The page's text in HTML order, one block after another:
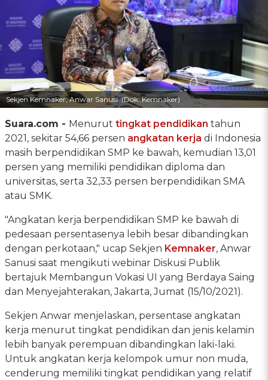
Sekjen Kemnaker, Anwar Sanusi. (Dok: Kemnaker)
Suara.com - Menurut tingkat pendidikan tahun
2021, sekitar 54,66 persen angkatan kerja di Indonesia
masih berpendidikan SMP ke bawah, kemudian 13,01
persen yang memiliki pendidikan diploma dan
universitas, serta 32,33 persen berpendidikan SMA
atau SMK.
"Angkatan kerja berpendidikan SMP ke bawah di
pedesaan persentasenya lebih besar dibandingkan
dengan perkotaan," ucap Sekjen Kemnaker, Anwar
Sanusi saat mengikuti webinar Diskusi Publik
bertajuk Membangun Vokasi UI yang Berdaya Saing
dan Menyejahterakan, Jakarta, Jumat (15/10/2021).
Sekjen Anwar menjelaskan, persentase angkatan
kerja menurut tingkat pendidikan dan jenis kelamin
lebih banyak perempuan dibandingkan laki-laki.
Untuk angkatan kerja kelompok umur non muda,
cenderung memiliki tingkat pendidikan yang relatif